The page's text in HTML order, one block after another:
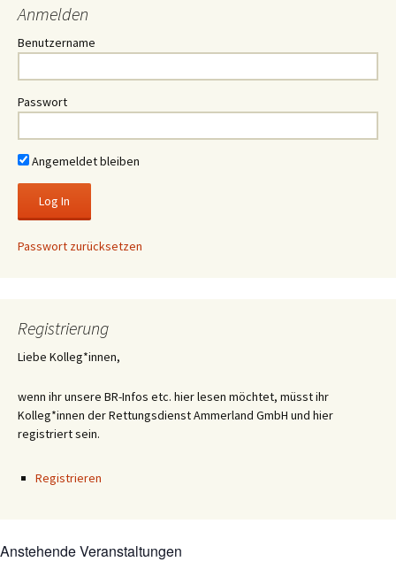
Anmelden
Benutzername
Passwort
Angemeldet bleiben
Passwort zurücksetzen
Registrierung
Liebe Kolleg*innen,
wenn ihr unsere BR-Infos etc. hier lesen möchtet, müsst ihr
Kolleg*innen der Rettungsdienst Ammerland GmbH und hier
registriert sein.
Registrieren
Anstehende Veranstaltungen